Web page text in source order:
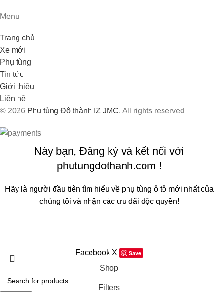
Menu
Trang chủ
Xe mới
Phụ tùng
Tin tức
Giới thiệu
Liên hệ
© 2026 Phụ tùng Đô thành IZ JMC. All rights reserved
Này bạn, Đăng ký và kết nối với
phutungdothanh.com !
Hãy là người đầu tiên tìm hiểu về phụ tùng ô tô mới nhất của
chúng tôi và nhận các ưu đãi độc quyền!
Facebook X Save
Shop
Filters